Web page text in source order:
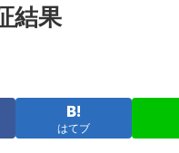
結果
はてブ